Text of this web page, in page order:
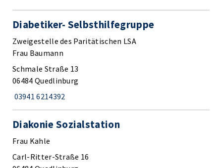
Diabetiker- Selbsthilfegruppe
Zweigestelle des Paritätischen LSA
Frau Baumann
Schmale Straße 13
06484 Quedlinburg
03941 6214392
Diakonie Sozialstation
Frau Kahle
Carl-Ritter-Straße 16